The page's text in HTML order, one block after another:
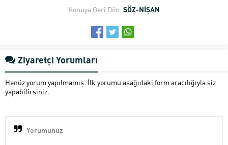
Konuya Geri Dön: SÖZ-NİŞAN
Ziyaretçi Yorumları
Henüz yorum yapılmamış. İlk yorumu aşağıdaki form aracılığıyla siz
yapabilirsiniz.